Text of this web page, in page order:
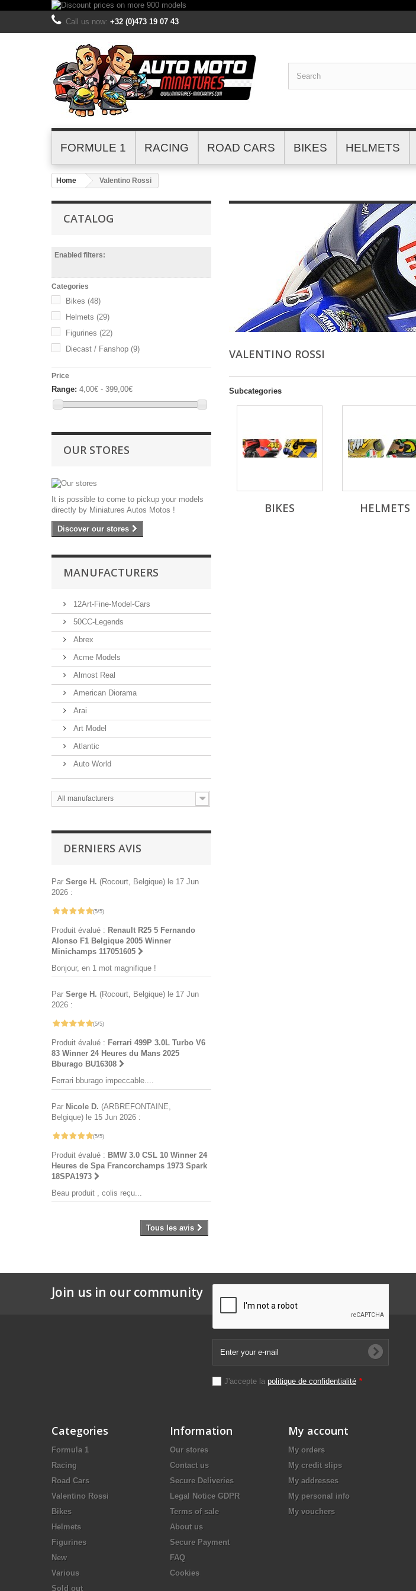
Call us now: +32 (0)473 19 07 43
FORMULE 1 RACING ROAD CARS BIKES HELMETS
Home Valentino Rossi
CATALOG
Enabled filters:
Categories
Bikes (48)
Helmets (29)
Figurines (22)
Diecast / Fanshop (9)
Price
Range: 4,00€ - 399,00€
OUR STORES
It is possible to come to pickup your models
directly by Miniatures Autos Motos !
Discover our stores
MANUFACTURERS
12Art-Fine-Model-Cars
50CC-Legends
Abrex
Acme Models
Almost Real
American Diorama
Arai
Art Model
Atlantic
Auto World
All manufacturers
DERNIERS AVIS
Par Serge H. (Rocourt, Belgique) le 17 Jun
2026 :
(5/5)
Produit évalué : Renault R25 5 Fernando
Alonso F1 Belgique 2005 Winner
Minichamps 117051605
Bonjour, en 1 mot magnifique !
Par Serge H. (Rocourt, Belgique) le 17 Jun
2026 :
(5/5)
Produit évalué : Ferrari 499P 3.0L Turbo V6
83 Winner 24 Heures du Mans 2025
Bburago BU16308
Ferrari bburago impeccable....
Par Nicole D. (ARBREFONTAINE,
Belgique) le 15 Jun 2026 :
(5/5)
Produit évalué : BMW 3.0 CSL 10 Winner 24
Heures de Spa Francorchamps 1973 Spark
18SPA1973
Beau produit , colis reçu...
Tous les avis
VALENTINO ROSSI
Subcategories
BIKES HELMETS
Join us in our community
J'accepte la politique de confidentialité *
Categories
Formula 1
Racing
Road Cars
Valentino Rossi
Bikes
Helmets
Figurines
New
Various
Sold out
Information
Our stores
Contact us
Secure Deliveries
Legal Notice GDPR
Terms of sale
About us
Secure Payment
FAQ
Cookies
My account
My orders
My credit slips
My addresses
My personal info
My vouchers